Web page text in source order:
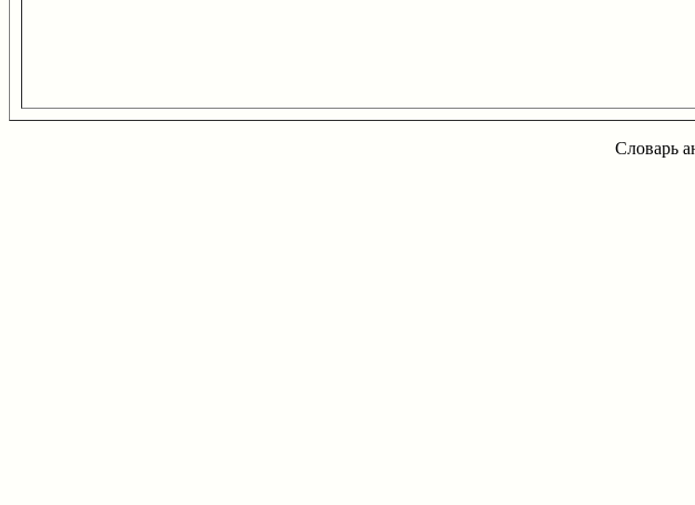
Словарь